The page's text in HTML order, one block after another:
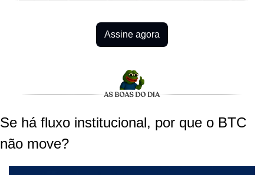
Assine agora
Se há fluxo institucional, por que o BTC
não move?